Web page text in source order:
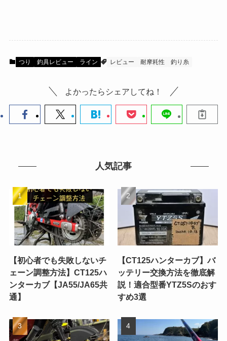
つり 釣具レビュー ライン レビュー 耐摩耗性 釣り糸
よかったらシェアしてね！
人気記事
【初心者でも失敗しないチ
ェーン調整方法】CT125ハ
ンターカブ【JA55/JA65共
通】
【CT125ハンターカブ】バ
ッテリー交換方法を徹底解
説！適合型番YTZ5Sのおす
すめ3選